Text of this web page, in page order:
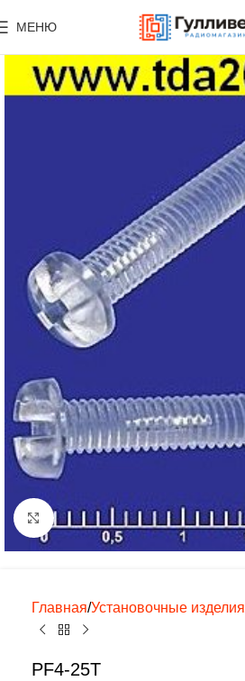
МЕНЮ
Нажмите, чтобы увеличить
Главная Установочные изделия
PF4-25T